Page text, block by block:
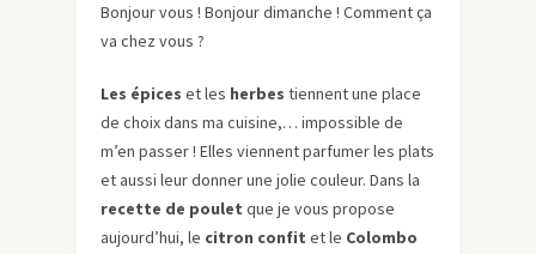
Bonjour vous ! Bonjour dimanche ! Comment ça
va chez vous ?
Les épices et les herbes tiennent une place
de choix dans ma cuisine,… impossible de
m’en passer ! Elles viennent parfumer les plats
et aussi leur donner une jolie couleur. Dans la
recette de poulet que je vous propose
aujourd’hui, le citron confit et le Colombo